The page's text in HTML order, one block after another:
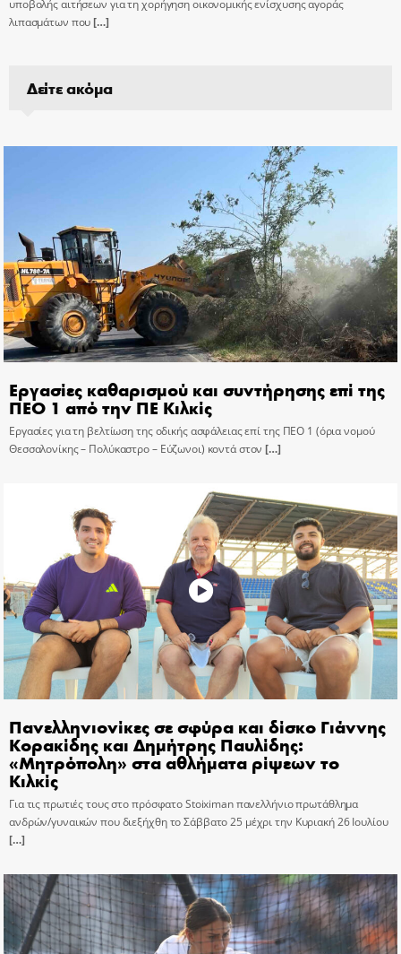
υποβολής αιτήσεων για τη χορήγηση οικονομικής ενίσχυσης αγοράς
λιπασμάτων που[…]
Δείτε ακόμα
Εργασίες καθαρισμού και συντήρησης επί της
ΠΕΟ 1 από την ΠΕ Κιλκίς
Εργασίες για τη βελτίωση της οδικής ασφάλειας επί της ΠΕΟ 1 (όρια νομού
Θεσσαλονίκης – Πολύκαστρο – Εύζωνοι) κοντά στον […]
Πανελληνιονίκες σε σφύρα και δίσκο Γιάννης
Κορακίδης και Δημήτρης Παυλίδης:
«Μητρόπολη» στα αθλήματα ρίψεων το
Κιλκίς
Για τις πρωτιές τους στο πρόσφατο Stoiximan πανελλήνιο πρωτάθλημα
ανδρών/γυναικών που διεξήχθη το Σάββατο 25 μέχρι την Κυριακή 26 Ιουλίου
[…]